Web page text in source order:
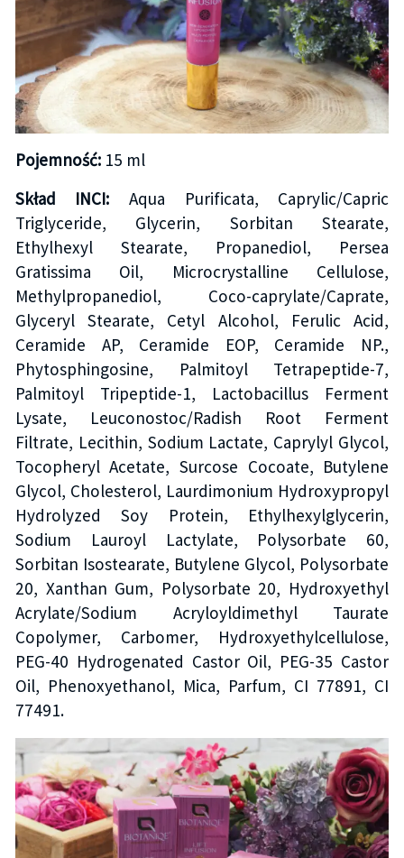
Pojemność:15 ml
Skład INCI: Aqua Purificata, Caprylic/Capric
Triglyceride, Glycerin, Sorbitan Stearate,
Ethylhexyl Stearate, Propanediol, Persea
Gratissima Oil, Microcrystalline Cellulose,
Methylpropanediol, Coco-caprylate/Caprate,
Glyceryl Stearate, Cetyl Alcohol, Ferulic Acid,
Ceramide AP, Ceramide EOP, Ceramide NP.,
Phytosphingosine, Palmitoyl Tetrapeptide-7,
Palmitoyl Tripeptide-1, Lactobacillus Ferment
Lysate, Leuconostoc/Radish Root Ferment
Filtrate, Lecithin, Sodium Lactate, Caprylyl Glycol,
Tocopheryl Acetate, Surcose Cocoate, Butylene
Glycol, Cholesterol, Laurdimonium Hydroxypropyl
Hydrolyzed Soy Protein, Ethylhexylglycerin,
Sodium Lauroyl Lactylate, Polysorbate 60,
Sorbitan Isostearate, Butylene Glycol, Polysorbate
20, Xanthan Gum, Polysorbate 20, Hydroxyethyl
Acrylate/Sodium Acryloyldimethyl Taurate
Copolymer, Carbomer, Hydroxyethylcellulose,
PEG-40 Hydrogenated Castor Oil, PEG-35 Castor
Oil, Phenoxyethanol, Mica, Parfum, CI 77891, CI
77491.